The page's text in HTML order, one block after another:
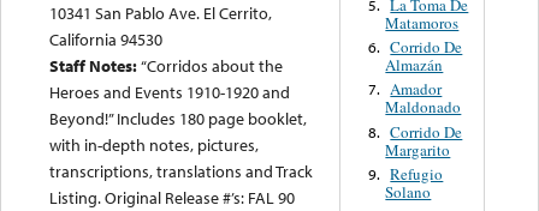
10341 San Pablo Ave. El Cerrito,
California 94530
Staff Notes:“Corridos about the
Heroes and Events 1910-1920 and
Beyond!” Includes 180 page booklet,
with in-depth notes, pictures,
transcriptions, translations and Track
Listing. Original Release #’s: FAL 90
5. La Toma De
Matamoros
6. Corrido De
Almazán
7. Amador
Maldonado
8. Corrido De
Margarito
9. Refugio
Solano